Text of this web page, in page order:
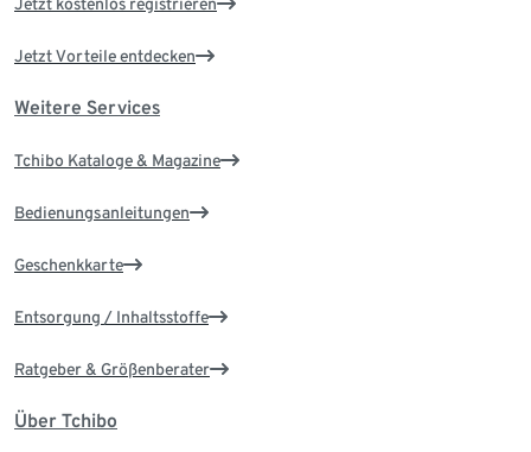
Jetzt Vorteile entdecken
Weitere Services
Tchibo Kataloge & Magazine
Bedienungsanleitungen
Geschenkkarte
Entsorgung / Inhaltsstoffe
Ratgeber & Größenberater
Über Tchibo